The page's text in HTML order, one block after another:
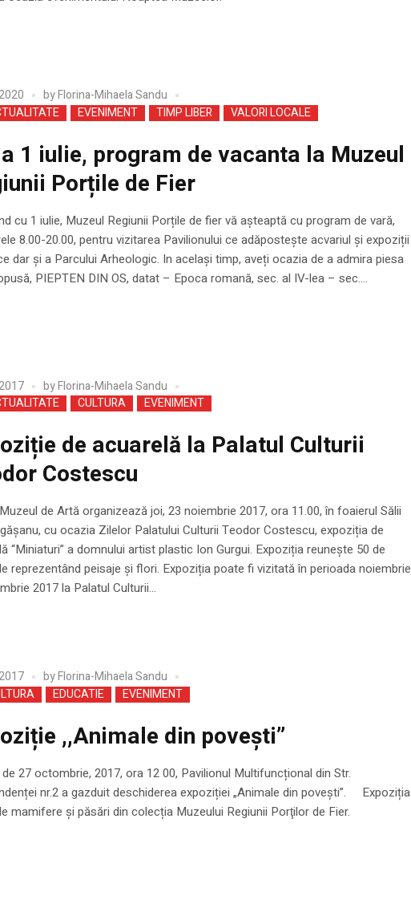
byFlorina-Mihaela Sandu
EVENIMENT TIMP LIBER VALORI LOCALE
1 iulie, program de vacanta la Muzeul
Porțile de Fier
cu 1 iulie, Muzeul Regiunii Porțile de fier vă așteaptă cu program de vară,
8.00-20.00, pentru vizitarea Pavilionului ce adăpostește acvariul și expoziții
dar și a Parcului Arheologic. In același timp, aveți ocazia de a admira piesa
PIEPTEN DIN OS, datat – Epoca romană, sec. al IV-lea – sec....
byFlorina-Mihaela Sandu
CULTURA EVENIMENT
de acuarelă la Palatul Culturii
Costescu
de Artă organizează joi, 23 noiembrie 2017, ora 11.00, în foaierul Sălii
cu ocazia Zilelor Palatului Culturii Teodor Costescu, expoziția de
“Miniaturi” a domnului artist plastic Ion Gurgui. Expoziția reuneşte 50 de
reprezentând peisaje şi flori. Expoziția poate fi vizitată în perioada noiembrie
2017 la Palatul Culturii...
byFlorina-Mihaela Sandu
EDUCATIE EVENIMENT
,,Animale din povești”
27 octombrie, 2017, ora 12 00, Pavilionul Multifuncțional din Str.
nr.2 a gazduit deschiderea expoziției „Animale din povești”. Expoziția
mamifere și păsări din colecția Muzeului Regiunii Porţilor de Fier.